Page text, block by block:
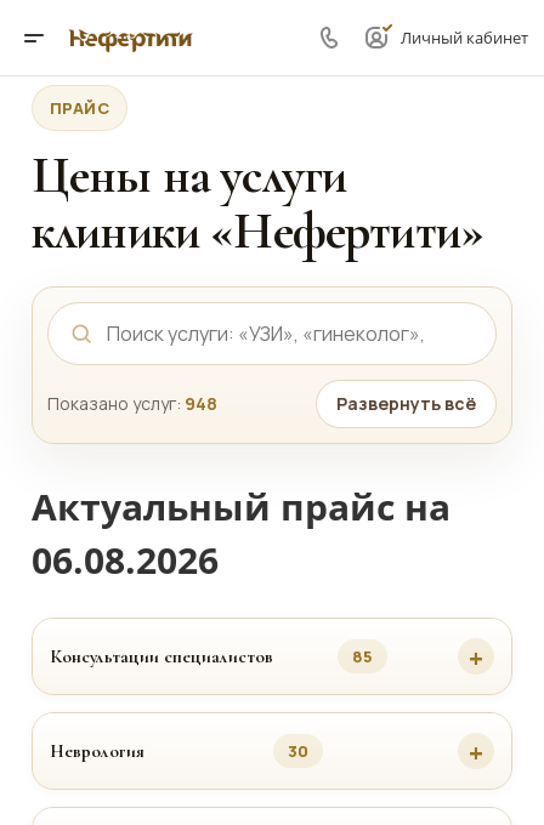
Личный кабинет
ПРАЙС
Цены на услуги
клиники «Нефертити»
Показано услуг: 948 Развернуть всё
Актуальный прайс на
06.08.2026
Консультации специалистов 85
Неврология 30